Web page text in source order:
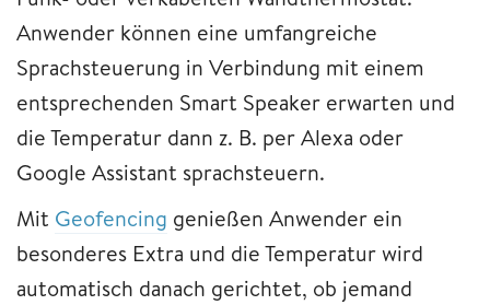
Anwender können eine umfangreiche
Sprachsteuerung in Verbindung mit einem
entsprechenden Smart Speaker erwarten und
die Temperatur dann z. B. per Alexa oder
Google Assistant sprachsteuern.
Mit Geofencing genießen Anwender ein
besonderes Extra und die Temperatur wird
automatisch danach gerichtet, ob jemand